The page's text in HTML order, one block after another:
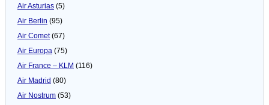
Air Asturias (5)
Air Berlin (95)
Air Comet(67)
Air Europa (75)
Air France – KLM (116)
Air Madrid (80)
Air Nostrum (53)